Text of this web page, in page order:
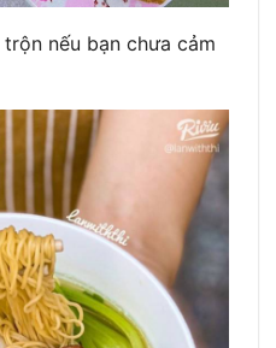
nếu bạn chưa cảm